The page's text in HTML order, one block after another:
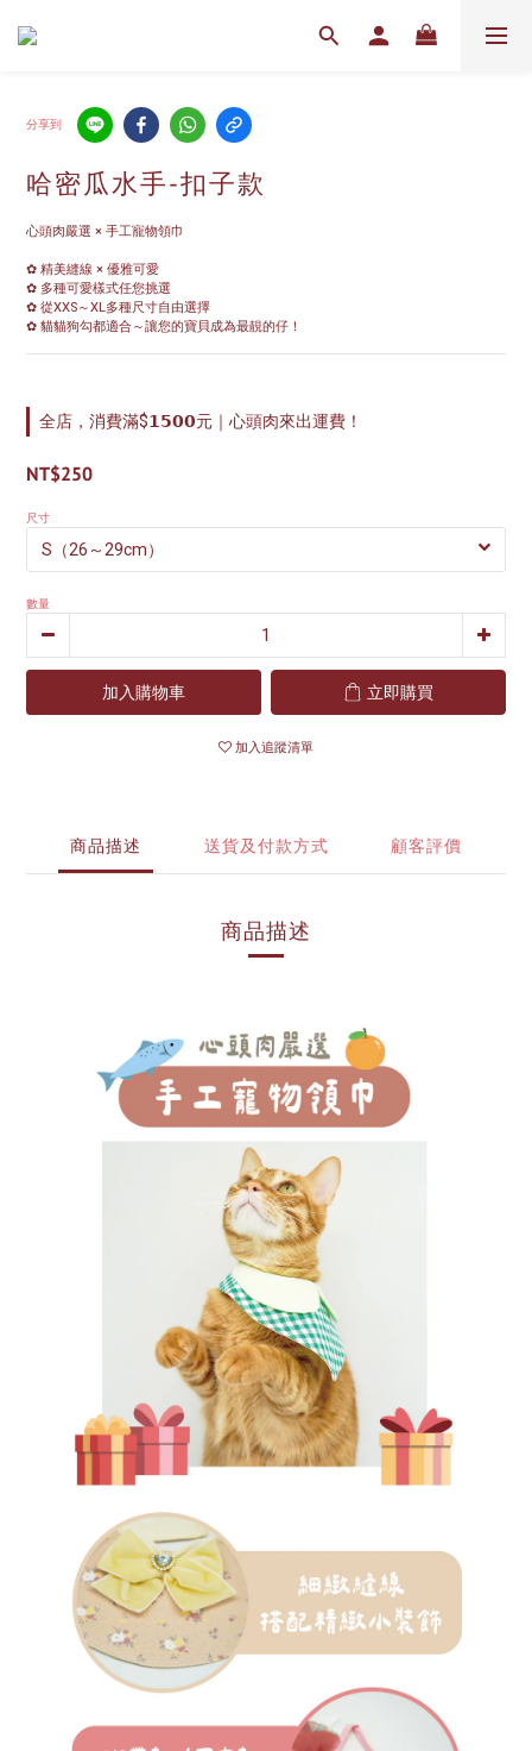
分享到
哈密瓜水手-扣子款
心頭肉嚴選 × 手工寵物領巾
✿ 精美縫線 × 優雅可愛
✿ 多種可愛樣式任您挑選
✿ 從XXS～XL多種尺寸自由選擇
✿ 貓貓狗勾都適合～讓您的寶貝成為最靚的仔！
全店，消費滿$𝟭𝟱𝟬𝟬元｜心頭肉來出運費！
NT$250
尺寸
數量
加入購物車 立即購買
加入追蹤清單
商品描述 送貨及付款方式 顧客評價
商品描述